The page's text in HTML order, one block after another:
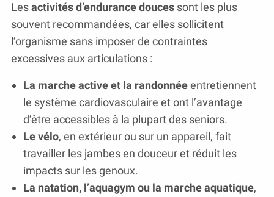
Lesactivités d’endurance douces sont les plus
souvent recommandées, car elles sollicitent
l’organisme sans imposer de contraintes
excessives aux articulations :
La marche active et la randonnéeentretiennent
le système cardiovasculaire et ont l’avantage
d’être accessibles à la plupart des seniors.
Le vélo, en extérieur ou sur un appareil, fait
travailler les jambes en douceur et réduit les
impacts sur les genoux.
La natation, l’aquagym ou la marche aquatique,